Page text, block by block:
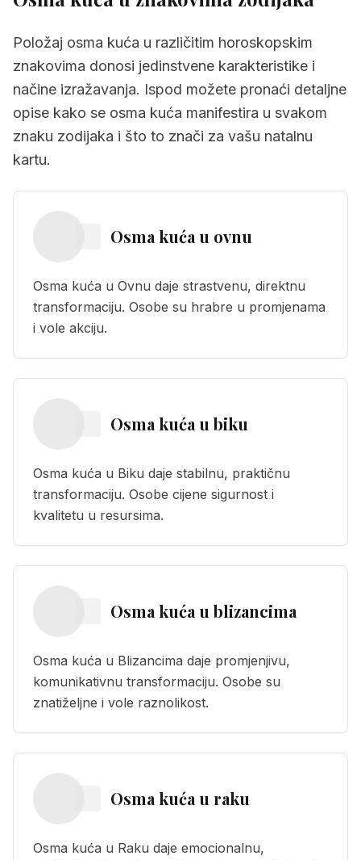
Položaj osma kuća u različitim horoskopskim
znakovima donosi jedinstvene karakteristike i
načine izražavanja. Ispod možete pronaći detaljne
opise kako se osma kuća manifestira u svakom
znaku zodijaka i što to znači za vašu natalnu
kartu.
Osma kuća u ovnu
Osma kuća u Ovnu daje strastvenu, direktnu
transformaciju. Osobe su hrabre u promjenama
i vole akciju.
Osma kuća u biku
Osma kuća u Biku daje stabilnu, praktičnu
transformaciju. Osobe cijene sigurnost i
kvalitetu u resursima.
Osma kuća u blizancima
Osma kuća u Blizancima daje promjenjivu,
komunikativnu transformaciju. Osobe su
znatiželjne i vole raznolikost.
Osma kuća u raku
Osma kuća u Raku daje emocionalnu,